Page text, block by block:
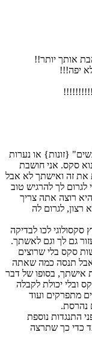
אותך יותר!!
יפה!!!
{זונות} או נערות
סקס. אני חושבת
זה ואישתך לא אבל
לך להרגיש טוב
רוצה אתה צריך
רצון, לגרום לה
סקסולוגי לכו לבדיקה
גם לך וגם לאשתך.
סקס בלי שרוצים
תנסה כמה שאתה
אישתך, בסופו של דבר
ובלי יכולת לקבלה
מתפרקים ועוד
נהרסת.
התנגדות נוספת
כדי כך שתרצה